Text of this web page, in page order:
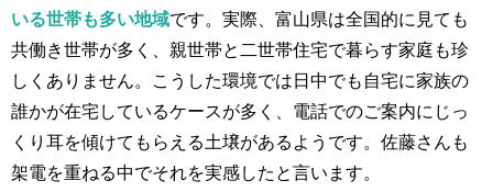
いる世帯も多い地域です。実際、富山県は全国的に見ても
共働き世帯が多く、親世帯と二世帯住宅で暮らす家庭も珍
しくありません。こうした環境では日中でも自宅に家族の
誰かが在宅しているケースが多く、電話でのご案内にじっ
くり耳を傾けてもらえる土壌があるようです。佐藤さんも
架電を重ねる中でそれを実感したと言います。